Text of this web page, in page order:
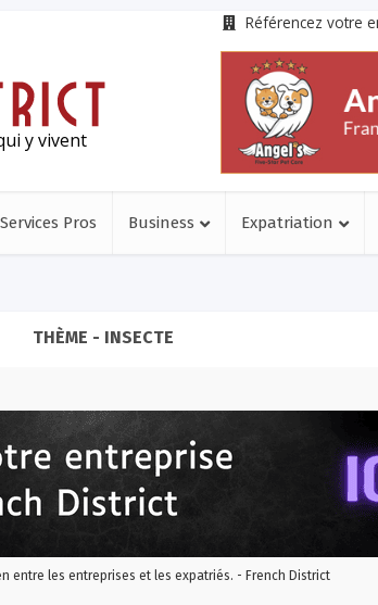
Référencez votre
y vivent
Services Pros Business Expatriation
THÈME - INSECTE
entre les entreprises et les expatriés. - French District